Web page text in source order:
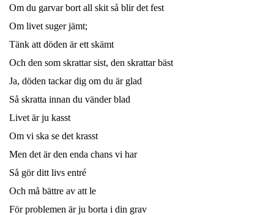
Om du garvar bort all skit så blir det fest
Om livet suger jämt;
Tänk att döden är ett skämt
Och den som skrattar sist, den skrattar bäst
Ja, döden tackar dig om du är glad
Så skratta innan du vänder blad
Livet är ju kasst
Om vi ska se det krasst
Men det är den enda chans vi har
Så gör ditt livs entré
Och må bättre av att le
För problemen är ju borta i din grav